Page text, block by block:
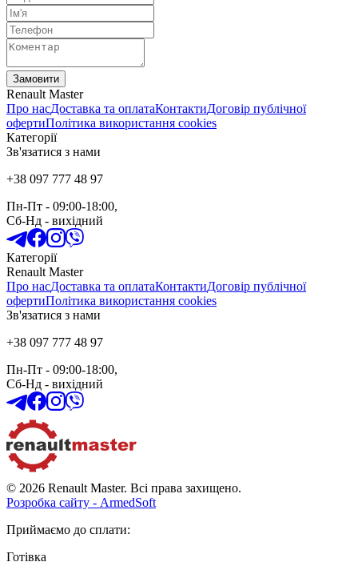
Замовити
Renault Master
Про насДоставка та оплатаКонтактиДоговір публічної
офертиПолітика використання cookies
Категорії
Зв'язатися з нами
+38 097 777 48 97
Пн-Пт - 09:00-18:00,
Сб-Нд - вихідний
Категорії
Renault Master
Про насДоставка та оплатаКонтактиДоговір публічної
офертиПолітика використання cookies
Зв'язатися з нами
+38 097 777 48 97
Пн-Пт - 09:00-18:00,
Сб-Нд - вихідний
© 2026 Renault Master. Всі права захищено.
Розробка сайту - ArmedSoft
Приймаємо до сплати:
Готівка